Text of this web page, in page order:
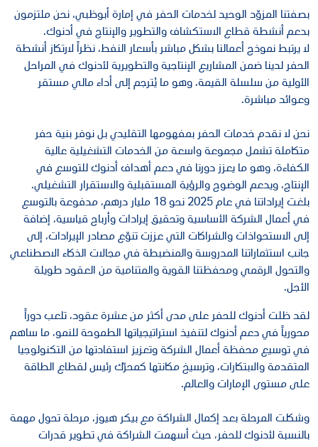
بصفتنا المزوّد الوحيد لخدمات الحفر في إمارة أبوظبي، نحن ملتزمون
بدعم أنشطة قطاع الاستكشاف والتطوير والإنتاج في أدنوك.
لا يرتبط نموذج أعمالنا بشكل مباشر بأسعار النفط، نظراً لارتكاز أنشطة
الحفر لدينا ضمن المشاريع الإنتاجية والتطويرية لأدنوك في المراحل
الأولية من سلسلة القيمة، وهو ما يُترجم إلى أداء مالي مستقر
وعوائد مباشرة.
نحن لا نقدم خدمات الحفر بمفهومها التقليدي بل نوفر بنية حفر
متكاملة تشمل مجموعة واسعة من الخدمات التشغيلية عالية
الكفاءة، وهو ما يعزز دورنا في دعم أهداف أدنوك للتوسع في
الإنتاج، ويدعم الوضوح والرؤية المستقبلية والاستقرار التشغيلي.
بلغت إيراداتنا في عام 2025 نحو 18 مليار درهم، مدفوعة بالتوسع
في أعمال الشركة الأساسية وتحقيق إيرادات وأرباح قياسية، إضافة
إلى الاستحواذات والشراكات التي عززت تنوّع مصادر الإيرادات، إلى
جانب استثماراتنا المدروسة والمنضبطة في مجالات الذكاء الاصطناعي
والتحول الرقمي ومحفظتنا القوية والمتنامية من العقود طويلة
الأجل.
لقد ظلت أدنوك للحفر على مدى أكثر من عشرة عقود، تلعب دوراً
محورياً في دعم أدنوك لتنفيذ استراتيجياتها الطموحة للنمو، ما ساهم
في توسيع محفظة أعمال الشركة وتعزيز استفادتها من التكنولوجيا
المتقدمة والابتكارات، وترسيخ مكانتها كمحرّك رئيس لقطاع الطاقة
على مستوى الإمارات والعالم.
وشكلت المرحلة بعد إكمال الشراكة مع بيكر هيوز، مرحلة تحول مهمة
بالنسبة لأدنوك للحفر، حيث أسهمت الشراكة في تطوير قدرات